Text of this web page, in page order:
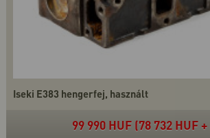
Iseki E383 hengerfej, használt
99 990 HUF (78 732 HUF +